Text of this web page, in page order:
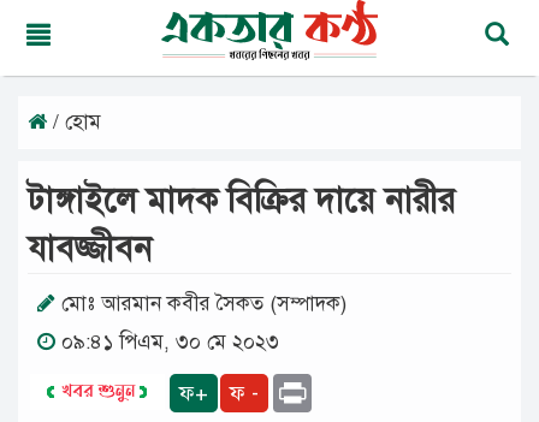
শুক্রবার,
অগাস্ট
২০২৬
শ্রাবণ
১৪৩৩
বঙ্গাব্দ
মূলপাতা
জাতীয়
/ হোম
টাঙ্গাইলে মাদক বিক্রির দায়ে নারীর
যাবজ্জীবন
মোঃ আরমান কবীর সৈকত (সম্পাদক)
০৯:৪১ পিএম, ৩০ মে ২০২৩
ফ+ ফ -